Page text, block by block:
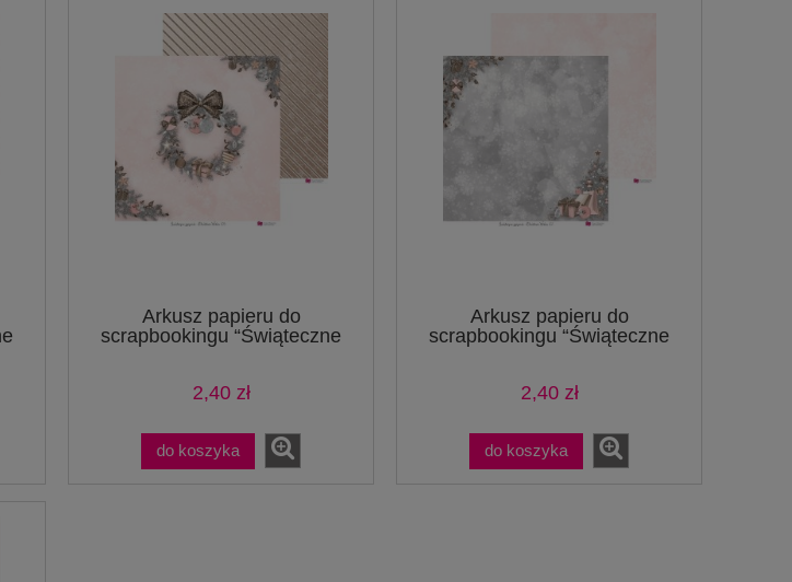
Arkusz papieru do
scrapbookingu “Świąteczne
2,40 zł
do koszyka
Arkusz papieru do
scrapbookingu “Świąteczne
2,40 zł
do koszyka